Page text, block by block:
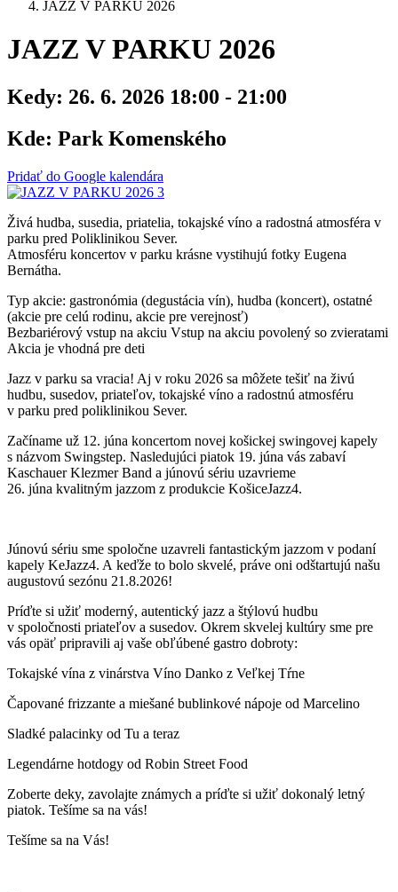
JAZZ V PARKU 2026
JAZZ V PARKU 2026
Kedy: 26. 6. 2026 18:00 - 21:00
Kde: Park Komenského
Pridať do Google kalendára
Živá hudba, susedia, priatelia, tokajské víno a radostná atmosféra v
parku pred Poliklinikou Sever.
Atmosféru koncertov v parku krásne vystihujú fotky Eugena
Bernátha.
Typ akcie: gastronómia (degustácia vín), hudba (koncert), ostatné
(akcie pre celú rodinu, akcie pre verejnosť)
Bezbariérový vstup na akciu Vstup na akciu povolený so zvieratami
Akcia je vhodná pre deti
Jazz v parku sa vracia! Aj v roku 2026 sa môžete tešiť na živú
hudbu, susedov, priateľov, tokajské víno a radostnú atmosféru
v parku pred poliklinikou Sever.
Začíname už 12. júna koncertom novej košickej swingovej kapely
s názvom Swingstep. Nasledujúci piatok 19. júna vás zabaví
Kaschauer Klezmer Band a júnovú sériu uzavrieme
26. júna kvalitným jazzom z produkcie KošiceJazz4.
Júnovú sériu sme spoločne uzavreli fantastickým jazzom v podaní
kapely KeJazz4. A keďže to bolo skvelé, práve oni odštartujú našu
augustovú sezónu 21.8.2026!
Príďte si užiť moderný, autentický jazz a štýlovú hudbu
v spoločnosti priateľov a susedov. Okrem skvelej kultúry sme pre
vás opäť pripravili aj vaše obľúbené gastro dobroty:
Tokajské vína z vinárstva Víno Danko z Veľkej Tŕne
Čapované frizzante a miešané bublinkové nápoje od Marcelino
Sladké palacinky od Tu a teraz
Legendárne hotdogy od Robin Street Food
Zoberte deky, zavolajte známych a príďte si užiť dokonalý letný
piatok. Tešíme sa na vás!
Tešíme sa na Vás!